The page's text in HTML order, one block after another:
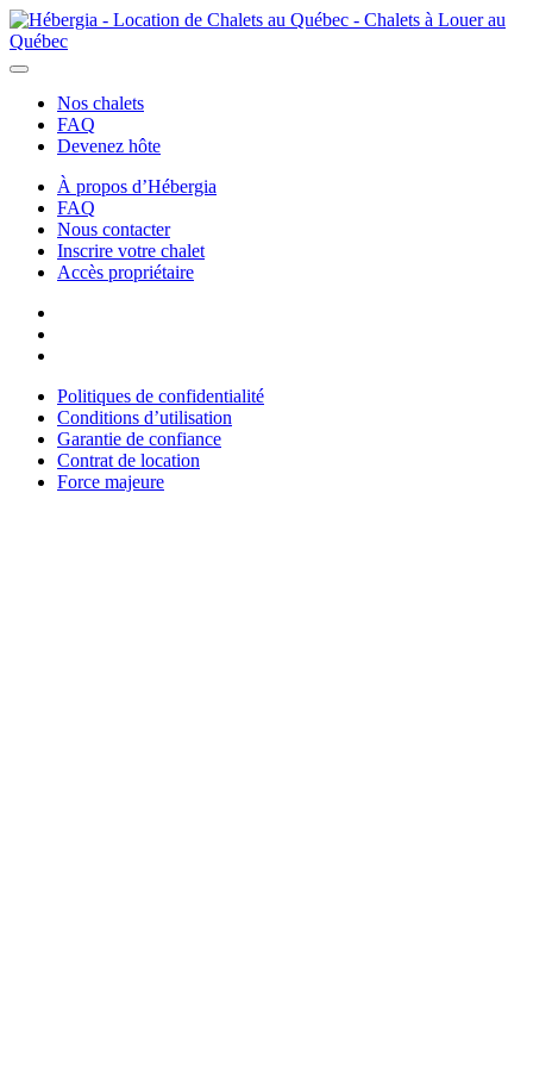
Ouvrir
fermer
navigation
Nos chalets
FAQ
Devenez hôte
À propos d’Hébergia
FAQ
Nous contacter
Inscrire votre chalet
Accès propriétaire
Politiques de confidentialité
Conditions d’utilisation
Garantie de confiance
Contrat de location
Force majeure